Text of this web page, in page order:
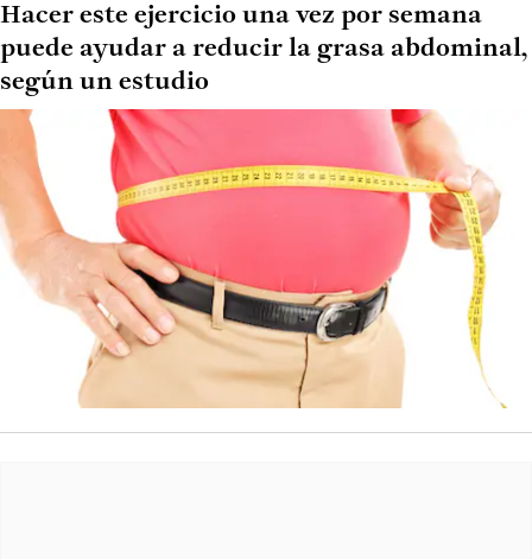
Hacer este ejercicio una vez por semana
puede ayudar a reducir la grasa abdominal,
según un estudio